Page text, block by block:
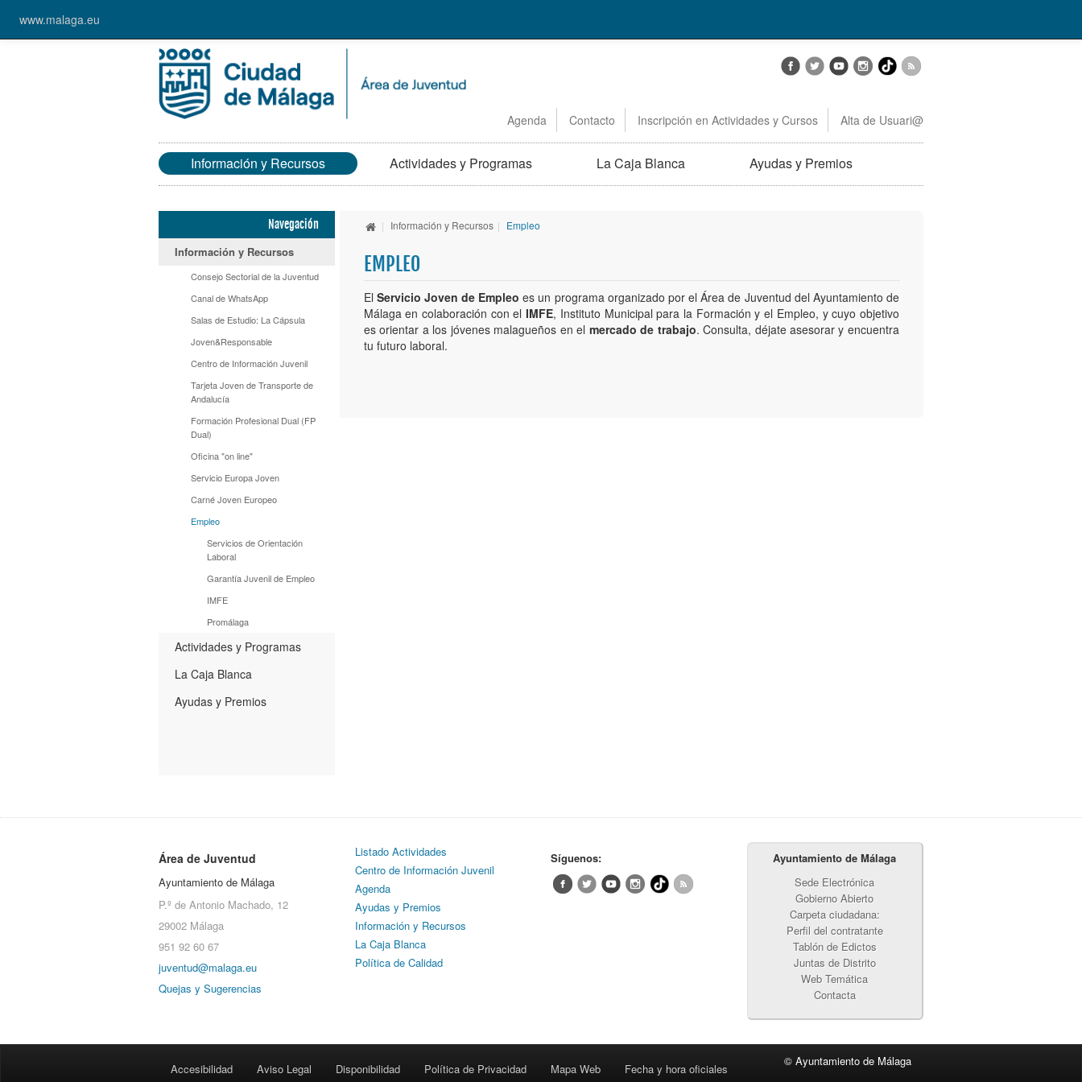
www.malaga.eu
Agenda Contacto Inscripción en Actividades y Cursos Alta de Usuari@
Información y Recursos Actividades y Programas La Caja Blanca Ayudas y Premios
Navegación
Información y Recursos
Consejo Sectorial de la Juventud
Canal de WhatsApp
Salas de Estudio: La Cápsula
Joven&Responsable
Centro de Información Juvenil
Tarjeta Joven de Transporte de
Andalucía
Formación Profesional Dual (FP
Dual)
Oficina "on line"
Servicio Europa Joven
Carné Joven Europeo
Empleo
Servicios de Orientación
Laboral
Garantía Juvenil de Empleo
IMFE
Promálaga
Actividades y Programas
La Caja Blanca
Ayudas y Premios
| Información y Recursos | Empleo
EMPLEO
El Servicio Joven de Empleo es un programa organizado por el Área de Juventud del Ayuntamiento de
Málaga en colaboración con elIMFE, Instituto Municipal para la Formación y el Empleo, y cuyo objetivo
es orientar a los jóvenes malagueños en el mercado de trabajo. Consulta, déjate asesorar y encuentra
tu futuro laboral.
Área de Juventud
Ayuntamiento de Málaga
P.º de Antonio Machado, 12
29002 Málaga
951 92 60 67
juventud@malaga.eu
Quejas y Sugerencias
Listado Actividades
Centro de Información Juvenil
Agenda
Ayudas y Premios
Información y Recursos
La Caja Blanca
Política de Calidad
Síguenos:
Ayuntamiento de Málaga
Sede Electrónica
Gobierno Abierto
Carpeta ciudadana:
Perfil del contratante
Tablón de Edictos
Juntas de Distrito
Web Temática
Contacta
Accesibilidad Aviso Legal Disponibilidad Política de Privacidad Mapa Web Fecha y hora oficiales
© Ayuntamiento de Málaga